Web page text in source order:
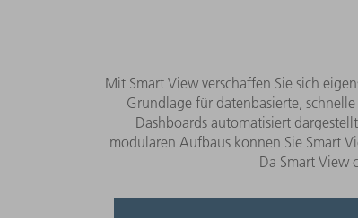
Mit Smart View verschaffen Sie sich
Grundlage für datenbasierte,
Dashboards automatisiert
modularen Aufbaus können Sie Smart
Da Smart View